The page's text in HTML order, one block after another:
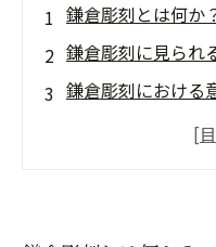
鎌倉彫刻とは何か
鎌倉彫刻に見られ
鎌倉彫刻における
鎌倉彫刻の美を彩